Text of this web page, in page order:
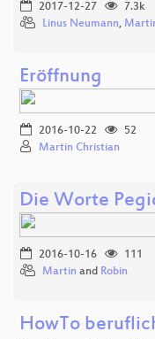
2017-12-27
7.3k
Linus Neumann,
Eröffnung
2016-10-22
52
Martin Christian
Die Worte
2016-10-16
111
Martin and Robin
HowTo